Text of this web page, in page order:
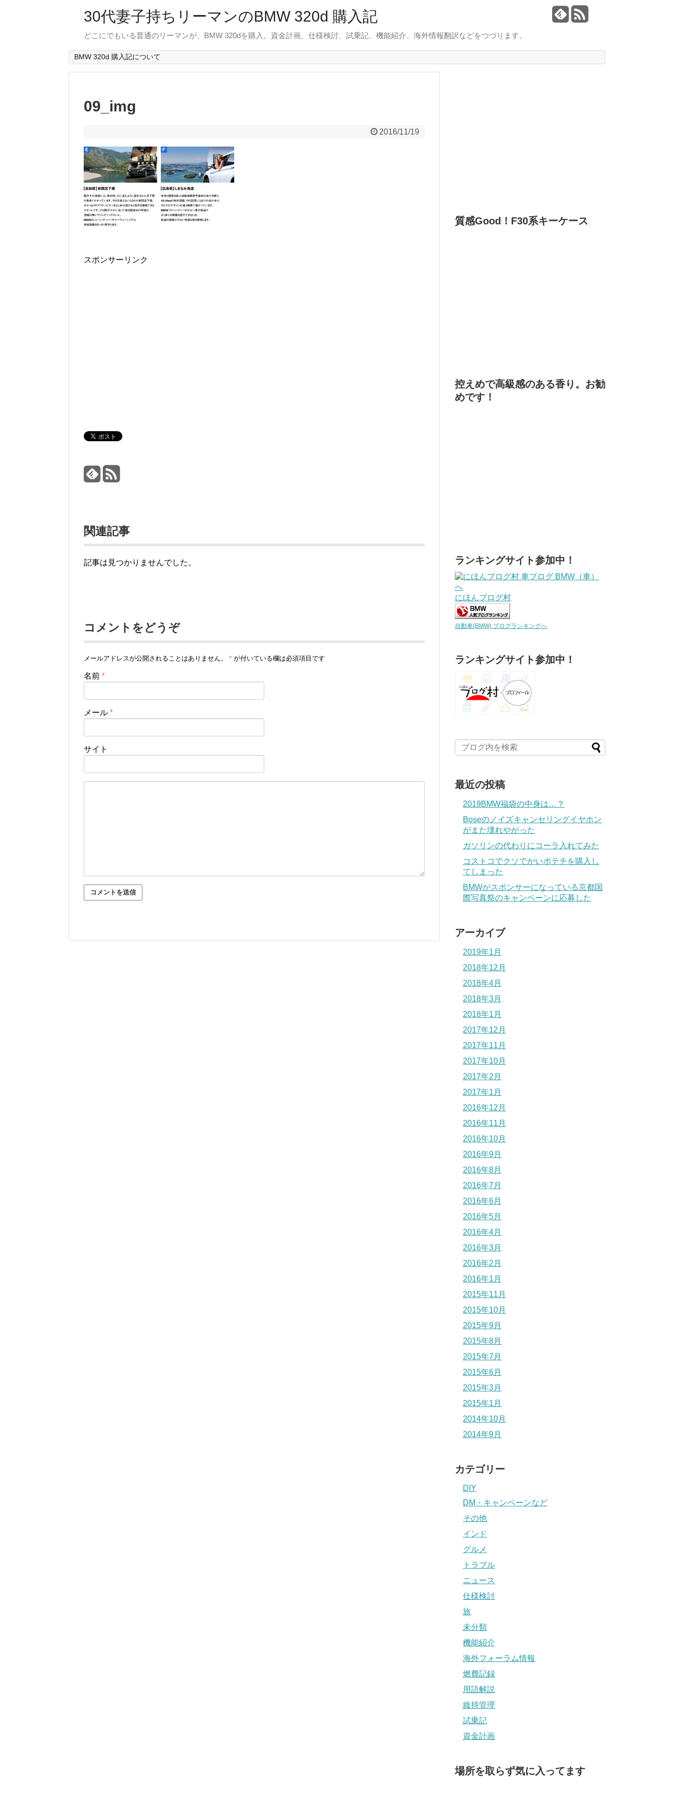
30代妻子持ちリーマンのBMW 320d 購入記
どこにでもいる普通のリーマンが、BMW 320dを購入。資金計画、仕様検討、試乗記、機能紹介、海外情報翻訳などをつづります。
BMW 320d 購入記について
09_img
2016/11/19
スポンサーリンク
関連記事
記事は見つかりませんでした。
コメントをどうぞ
メールアドレスが公開されることはありません。 * が付いている欄は必須項目です
名前 *
メール *
サイト
質感Good！F30系キーケース
控えめで高級感のある香り。お勧
めです！
ランキングサイト参加中！
にほんブログ村
自動車(BMW) ブログランキングへ
ランキングサイト参加中！
最近の投稿
2019BMW福袋の中身は…？
Boseのノイズキャンセリングイヤホン
がまた壊れやがった
ガソリンの代わりにコーラ入れてみた
コストコでクソでかいポテチを購入し
てしまった
BMWがスポンサーになっている京都国
際写真祭のキャンペーンに応募した
アーカイブ
2019年1月
2018年12月
2018年4月
2018年3月
2018年1月
2017年12月
2017年11月
2017年10月
2017年2月
2017年1月
2016年12月
2016年11月
2016年10月
2016年9月
2016年8月
2016年7月
2016年6月
2016年5月
2016年4月
2016年3月
2016年2月
2016年1月
2015年11月
2015年10月
2015年9月
2015年8月
2015年7月
2015年6月
2015年3月
2015年1月
2014年10月
2014年9月
カテゴリー
DIY
DM・キャンペーンなど
その他
インド
グルメ
トラブル
ニュース
仕様検討
旅
未分類
機能紹介
海外フォーラム情報
燃費記録
用語解説
維持管理
試乗記
資金計画
場所を取らず気に入ってます